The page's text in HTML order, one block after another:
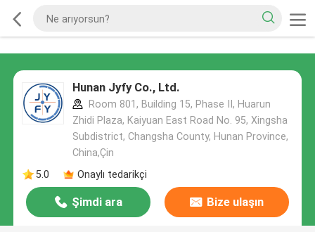
Hunan Jyfy Co., Ltd.
Room 801, Building 15, Phase II, Huarun
Zhidi Plaza, Kaiyuan East Road No. 95, Xingsha
Subdistrict, Changsha County, Hunan Province,
China,Çin
5.0
Onaylı tedarikçi
Şimdi ara Bize ulaşın